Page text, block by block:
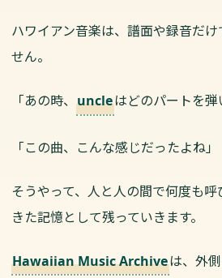
ハワイアン音楽は、譜面や録音だ
せん。
「あの時、 uncleはどのパートを弾
「この曲、こんな感じだったよね」
そうやって、人と人の間で何度も
きた記憶として残っていきます。
Hawaiian Music Archiveは、外